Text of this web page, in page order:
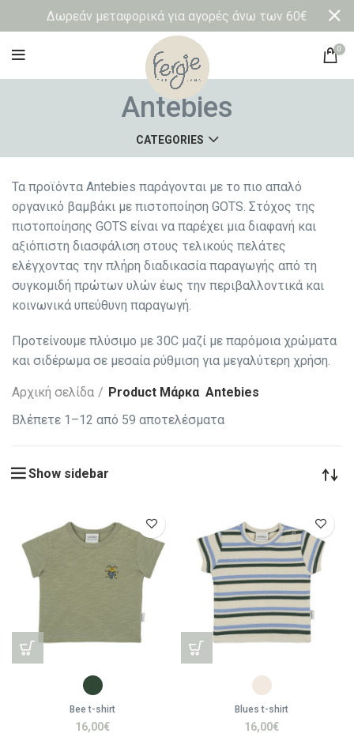
0
Antebies
CATEGORIES
Τα προϊόντα Antebies παράγονται με το πιο απαλό
οργανικό βαμβάκι με πιστοποίηση GOTS. Στόχος της
πιστοποίησης GOTS είναι να παρέχει μια διαφανή και
αξιόπιστη διασφάλιση στους τελικούς πελάτες
ελέγχοντας την πλήρη διαδικασία παραγωγής από τη
συγκομιδή πρώτων υλών έως την περιβαλλοντικά και
κοινωνικά υπεύθυνη παραγωγή.
Προτείνουμε πλύσιμο με 30C μαζί με παρόμοια χρώματα
και σιδέρωμα σε μεσαία ρύθμιση για μεγαλύτερη χρήση.
Αρχική σελίδα Product Μάρκα Antebies
Βλέπετε 1–12 από 59 αποτελέσματα
Show sidebar
Bee t-shirt
16,00€
Blues t-shirt
16,00€
Δωρεάν μεταφορικά για αγορές άνω των 60€